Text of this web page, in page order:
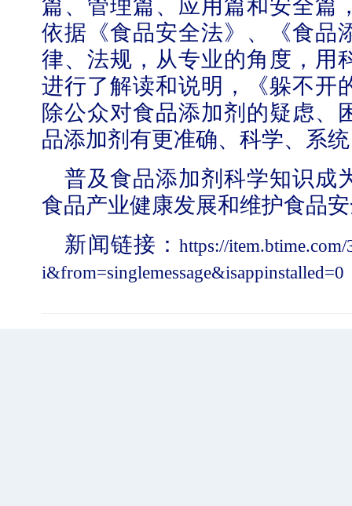
篇、管理篇、应用篇和安全篇
依据《食品安全法》、《食品
律、法规，从专业的角度，用
进行了解读和说明，《躲不开
除公众对食品添加剂的疑虑、
品添加剂有更准确、科学、系
普及食品添加剂科学知识成
食品产业健康发展和维护食品
新闻链接： https://
i&from=singlemessage&isappinstalled=0
学校志愿服务冬奥会和冬残奥会专题
北工商光影——2025年冬天